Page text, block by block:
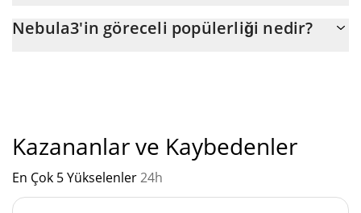
1.000.000.000 miktarıyla birlikte $ 1.000.000.000.
Nebula3'in göreceli popülerliği nedir?
Kazananlar ve Kaybedenler
En Çok 5 Yükselenler24h